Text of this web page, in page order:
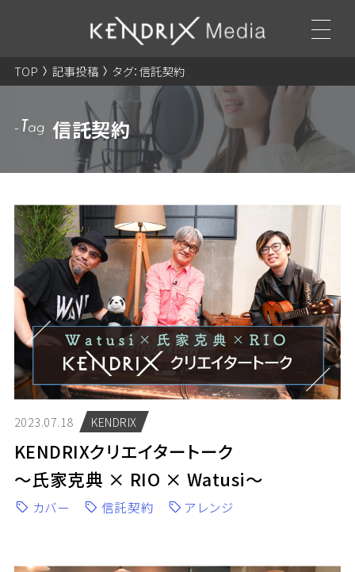
TOP 記事投稿 タグ：信託契約
信託契約
2023.07.18 KENDRIX
KENDRIXクリエイタートーク
～氏家克典 × RIO × Watusi～
カバー 信託契約 アレンジ